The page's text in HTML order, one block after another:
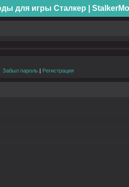
для игры Сталкер |
Забыл пароль | Регистрация